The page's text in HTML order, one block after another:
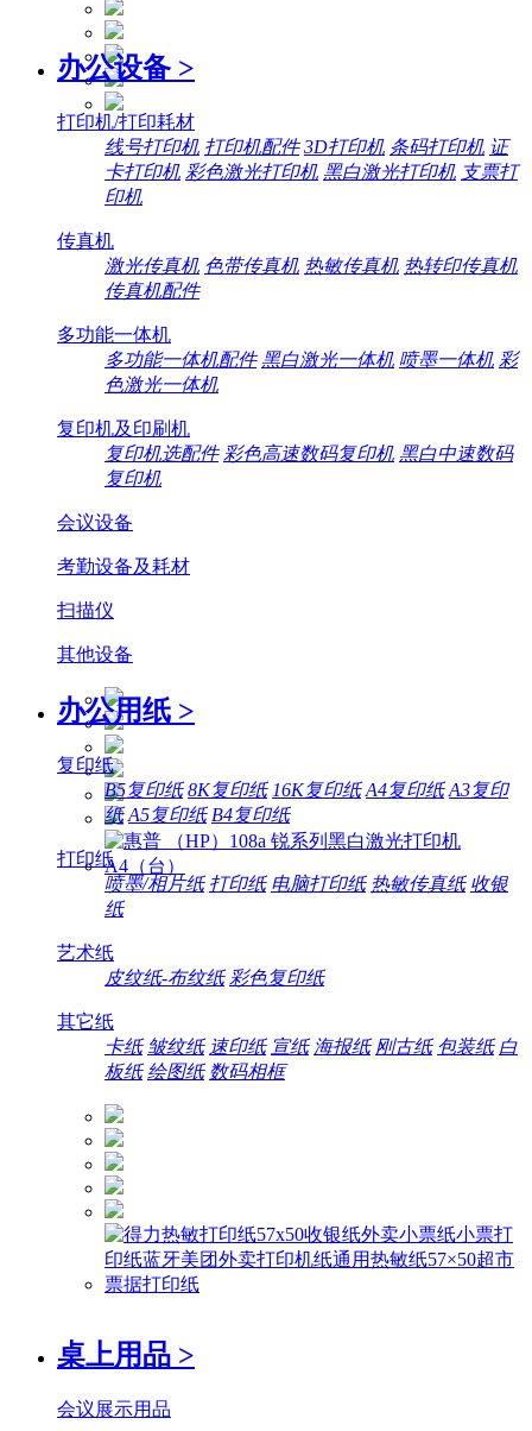
办公设备 >
打印机/打印耗材
线号打印机 打印机配件 3D打印机 条码打印机 证
卡打印机 彩色激光打印机 黑白激光打印机 支票打
印机
传真机
激光传真机 色带传真机 热敏传真机 热转印传真机
传真机配件
多功能一体机
多功能一体机配件 黑白激光一体机 喷墨一体机 彩
色激光一体机
复印机及印刷机
复印机选配件 彩色高速数码复印机 黑白中速数码
复印机
会议设备
考勤设备及耗材
扫描仪
其他设备
办公用纸 >
复印纸
B5复印纸 8K复印纸 16K复印纸 A4复印纸 A3复印
纸 A5复印纸 B4复印纸
打印纸
喷墨/相片纸 打印纸 电脑打印纸 热敏传真纸 收银
纸
艺术纸
皮纹纸-布纹纸 彩色复印纸
其它纸
卡纸 皱纹纸 速印纸 宣纸 海报纸 刚古纸 包装纸 白
板纸 绘图纸 数码相框
桌上用品 >
会议展示用品